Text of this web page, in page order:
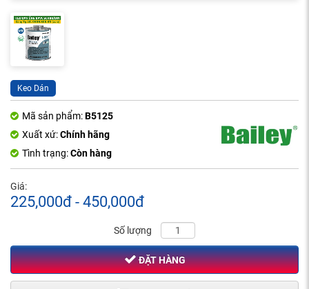
Keo Dán
Mã sản phẩm:B5125
Xuất xứ:Chính hãng
Tình trạng:Còn hàng
Giá:
225,000đ - 450,000đ
Số lượng
ĐẶT HÀNG